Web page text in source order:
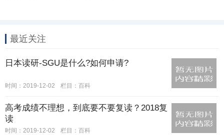
最近关注
日本读研-SGU是什么?如何申请?
时间：2019-12-02 栏目： 百科
高考成绩不理想，到底要不要复读？2018复
读
时间：2019-12-02 栏目： 百科